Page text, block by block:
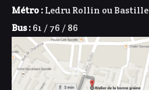
Métro :Ledru Rollin ou Bastille
Bus :61 / 76 / 86